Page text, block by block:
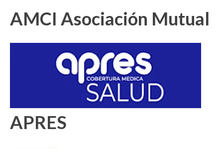
AMCI Asociación Mutual
APRES